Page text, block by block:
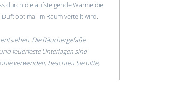
durch die aufsteigende Wärme die
optimal im Raum verteilt wird.
Die Räuchergefäße
feuerfeste Unterlagen sind
verwenden, beachten Sie bitte,